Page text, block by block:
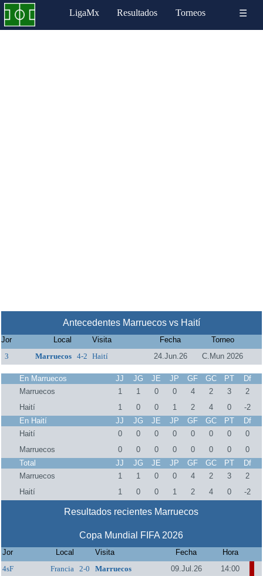
LigaMx Resultados Torneos ☰
Antecedentes Marruecos vs Haití
Jor Local Visita Fecha
Torneo
3
Marruecos 4-2 Haití 24.Jun.26 C.Mun 2026
En Marruecos JJ JG JE JP GF GC PT
Df
Marruecos
1 1 0 0 4 2 3
2
Haití
1 0 0 1 2 4 0
-2
En Haití
JJ JG JE JP GF GC PT
Df
Haití
0 0 0 0 0 0 0
0
Marruecos
0 0 0 0 0 0 0
0
Total
JJ JG JE JP GF GC PT
Df
Marruecos
1 1 0 0 4 2 3
2
Haití
1 0 0 1 2 4 0 -2
Resultados recientes Marruecos
Copa Mundial FIFA 2026
Jor Local Visita Fecha
Hora
4sF
Francia 2-0 Marruecos 09.Jul.26
14:00